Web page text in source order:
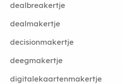
dealbreakertje
dealmakertje
decisionmakertje
deegmakertje
digitalekaartenmakertje